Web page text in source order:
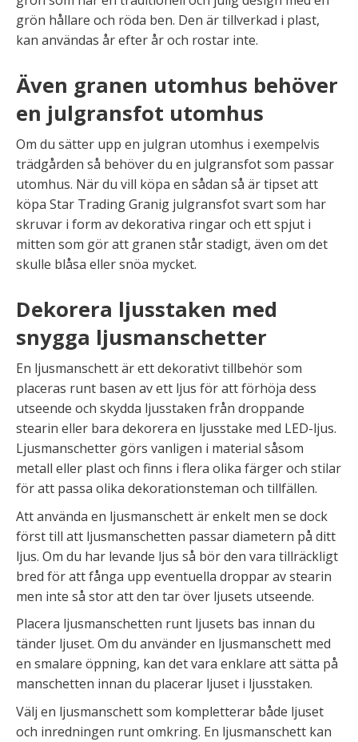
grön hållare och röda ben. Den är tillverkad i plast,
kan användas år efter år och rostar inte.
Även granen utomhus behöver
en julgransfot utomhus
Om du sätter upp en julgran utomhus i exempelvis
trädgården så behöver du en julgransfot som passar
utomhus. När du vill köpa en sådan så är tipset att
köpa Star Trading Granig julgransfot svart som har
skruvar i form av dekorativa ringar och ett spjut i
mitten som gör att granen står stadigt, även om det
skulle blåsa eller snöa mycket.
Dekorera ljusstaken med
snygga ljusmanschetter
En ljusmanschett är ett dekorativt tillbehör som
placeras runt basen av ett ljus för att förhöja dess
utseende och skydda ljusstaken från droppande
stearin eller bara dekorera en ljusstake med LED-ljus.
Ljusmanschetter görs vanligen i material såsom
metall eller plast och finns i flera olika färger och stilar
för att passa olika dekorationsteman och tillfällen.
Att använda en ljusmanschett är enkelt men se dock
först till att ljusmanschetten passar diametern på ditt
ljus. Om du har levande ljus så bör den vara tillräckligt
bred för att fånga upp eventuella droppar av stearin
men inte så stor att den tar över ljusets utseende.
Placera ljusmanschetten runt ljusets bas innan du
tänder ljuset. Om du använder en ljusmanschett med
en smalare öppning, kan det vara enklare att sätta på
manschetten innan du placerar ljuset i ljusstaken.
Välj en ljusmanschett som kompletterar både ljuset
och inredningen runt omkring. En ljusmanschett kan